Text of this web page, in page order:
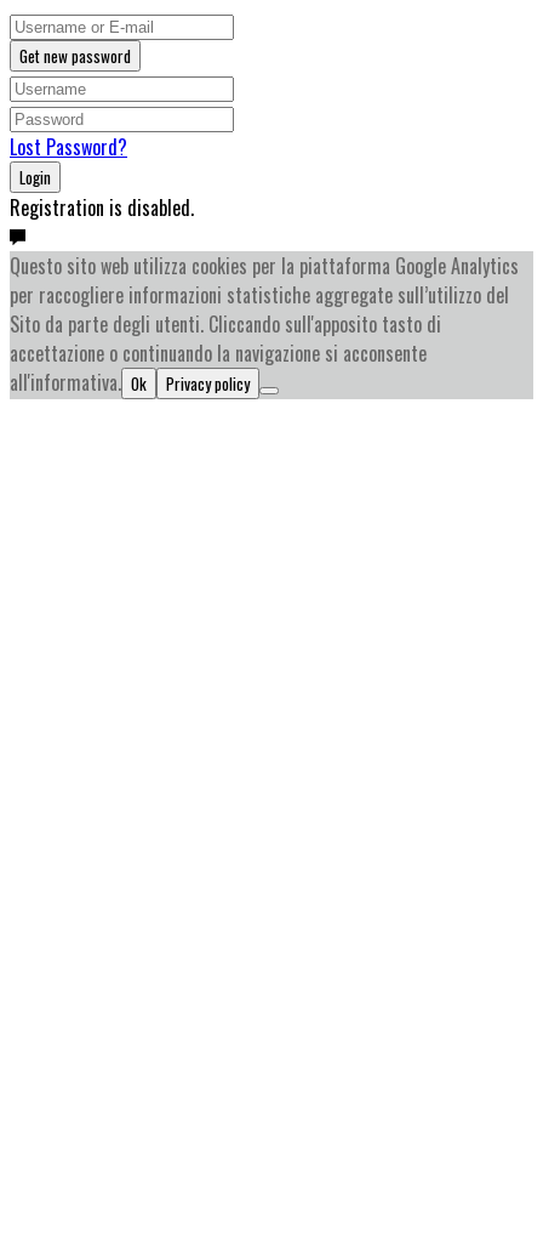
Get new password
Lost Password?
Login
Registration is disabled.
Questo sito web utilizza cookies per la piattaforma Google Analytics
per raccogliere informazioni statistiche aggregate sull’utilizzo del
Sito da parte degli utenti. Cliccando sull'apposito tasto di
accettazione o continuando la navigazione si acconsente
all'informativa. Ok Privacy policy